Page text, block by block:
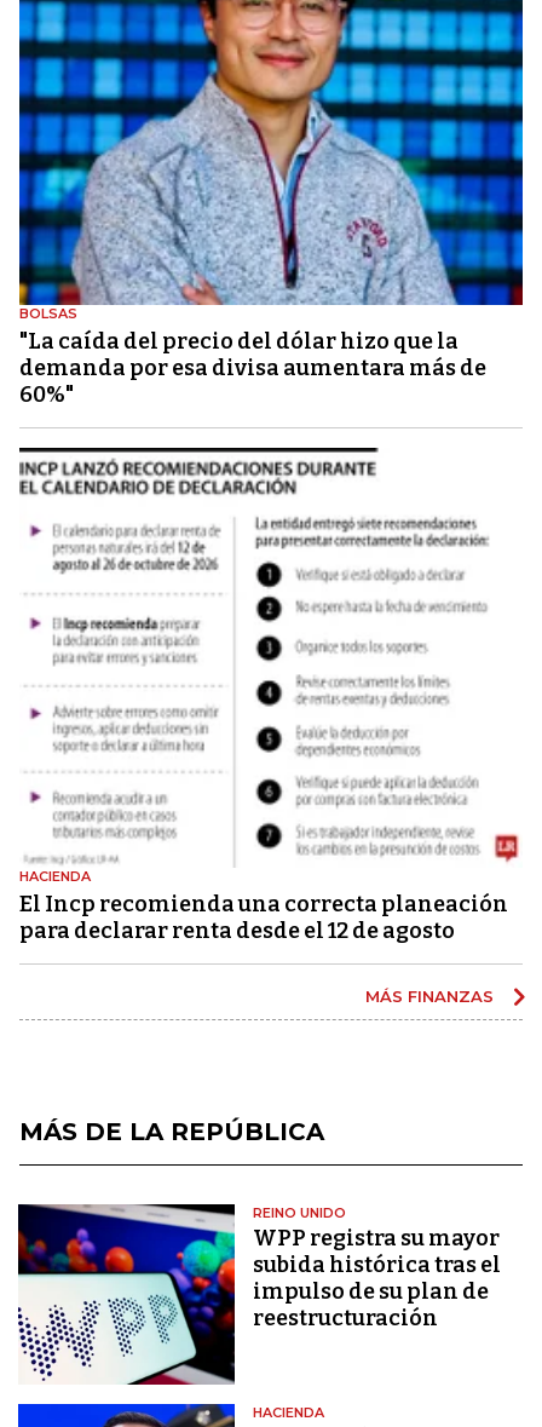
BOLSAS
"La caída del precio del dólar hizo que la
demanda por esa divisa aumentara más de
60%"
HACIENDA
El Incp recomienda una correcta planeación
para declarar renta desde el 12 de agosto
MÁS FINANZAS
MÁS DE LA REPÚBLICA
REINO UNIDO
WPP registra su mayor
subida histórica tras el
impulso de su plan de
reestructuración
HACIENDA